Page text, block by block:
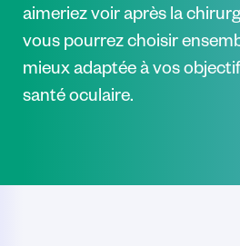
aimeriez voir après la
vous pourrez choisir
mieux adaptée à vos
santé oculaire.